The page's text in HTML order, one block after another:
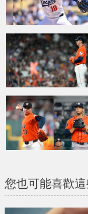
{PLAYICON}
您也可能喜歡